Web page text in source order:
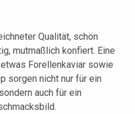
Qualität, schön
mutmaßlich konfiert. Eine
Forellenkaviar sowie
sorgen nicht nur für ein
auch für ein